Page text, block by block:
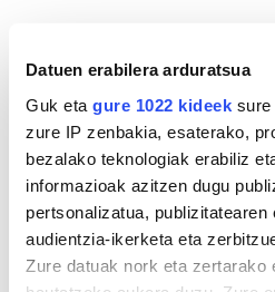
Datuen erabilera arduratsua
Guk eta gure 1022 kideek sure
zure IP zenbakia, esaterako,
bezalako teknologiak erabiliz
informazioak azitzen dugu
pertsonalizatua, publizitatearen
audientzia-ikerketa eta
Zure datuak nork eta zertarako